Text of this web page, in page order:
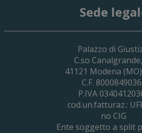
29 Giugno 2026
Cassa Forense –
2030
Sede
Palazzo di
C.so
41121 Modena
C.F.
P.IVA
cod.un.fatturaz.:
no CIG
Ente soggetto a split